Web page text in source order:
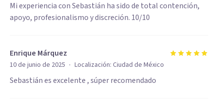
Mi experiencia con Sebastián ha sido de total contención,
apoyo, profesionalismo y discreción. 10/10
Enrique Márquez
10 de junio de 2025 · Localización: Ciudad de México
Sebastián es excelente , súper recomendado